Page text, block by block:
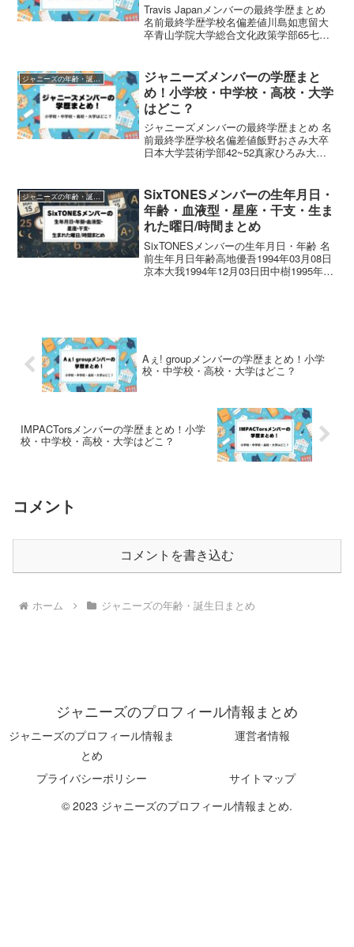
Travis Japanメンバーの最終学歴まとめ
名前最終学歴学校名偏差値川島如恵留大
卒青山学院大学総合文化政策学部65七五
等学校なし中村海人大卒亜細亜大学
37.5...
ジャニーズの年齢・誕生日まとめ
ジャニーズメンバーの学歴まと
め！小学校・中学校・高校・大学
はどこ？
ジャニーズメンバーの最終学歴まとめ 名
前最終学歴学校名偏差値飯野おさみ大卒
日本大学芸術学部42~52真家ひろみ大卒
大学芸術学部42~52ジャニーズメンバー
の学歴...
ジャニーズの年齢・誕生日まとめ
SixTONESメンバーの生年月日・
年齢・血液型・星座・干支・生ま
れた曜日/時間まとめ
SixTONESメンバーの生年月日・年齢 名
前生年月日年齢高地優吾1994年03月08日
京本大我1994年12月03日田中樹1995年06
Aぇ! groupメンバーの学歴まとめ！小学
校・中学校・高校・大学はどこ？
IMPACTorsメンバーの学歴まとめ！小学
校・中学校・高校・大学はどこ？
コメント
コメントを書き込む
ホーム ジャニーズの年齢・誕生日まとめ
ジャニーズのプロフィール情報まとめ
ジャニーズのプロフィール情報ま
とめ
運営者情報
プライバシーポリシー
サイトマップ
© 2023 ジャニーズのプロフィール情報まとめ.